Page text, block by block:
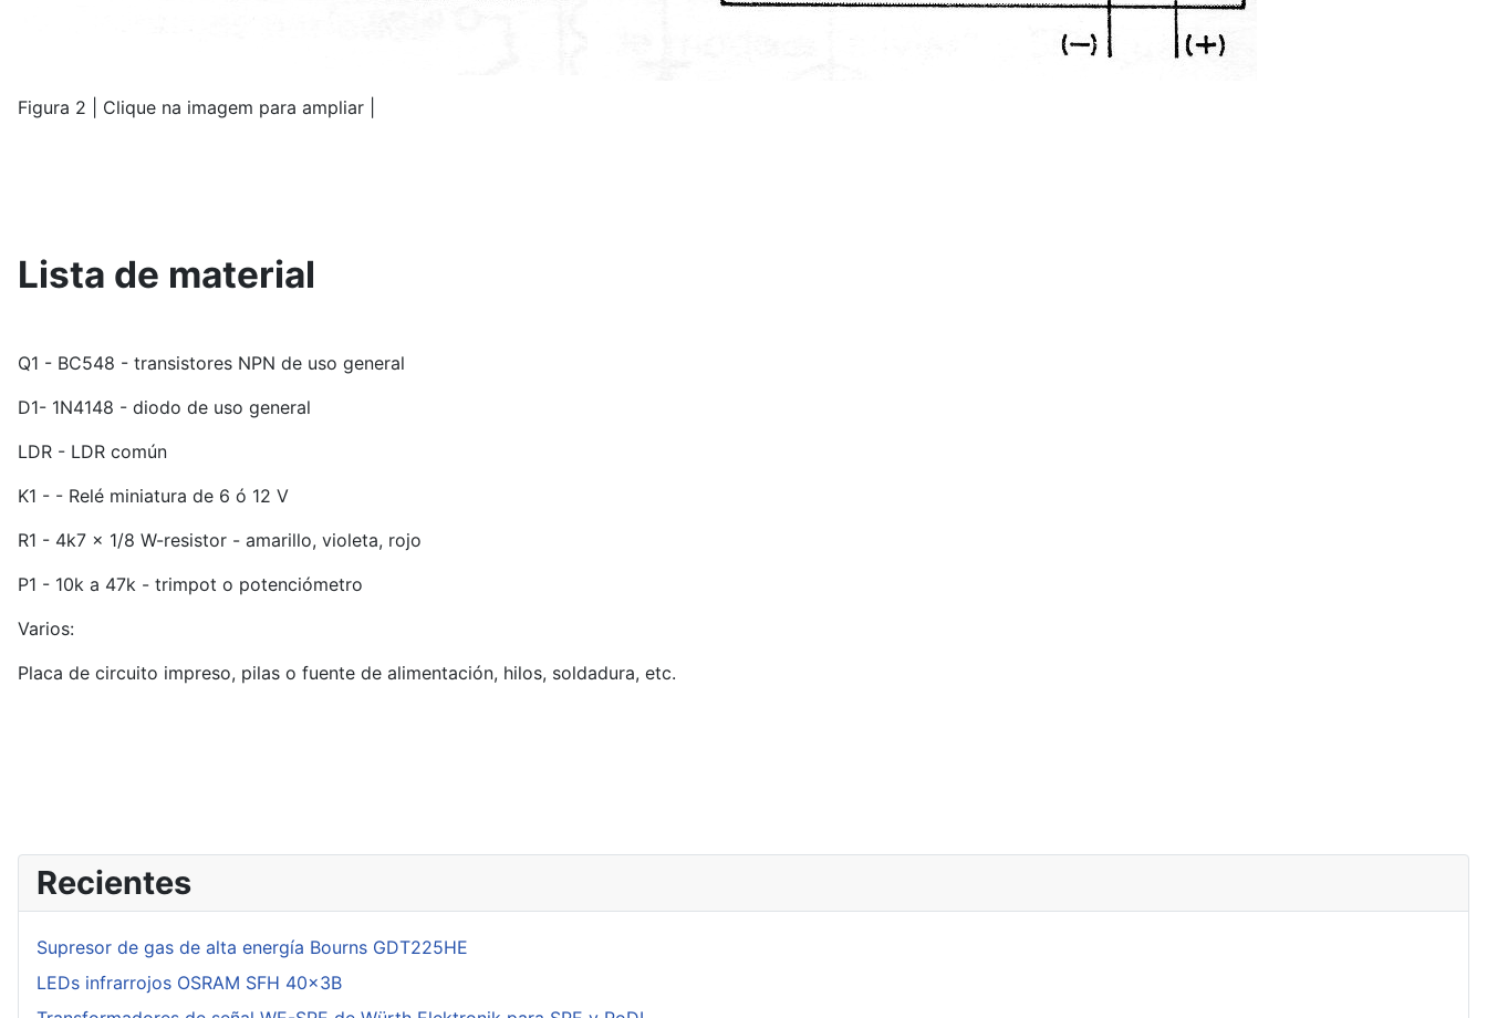
Figura 2 | Clique na imagem para ampliar |
Lista de material
Q1 - BC548 - transistores NPN de uso general
D1- 1N4148 - diodo de uso general
LDR - LDR común
K1 - - Relé miniatura de 6 ó 12 V
R1 - 4k7 x 1/8 W-resistor - amarillo, violeta, rojo
P1 - 10k a 47k - trimpot o potenciómetro
Varios:
Placa de circuito impreso, pilas o fuente de alimentación, hilos, soldadura, etc.
Recientes
Supresor de gas de alta energía Bourns GDT225HE
LEDs infrarrojos OSRAM SFH 40x3B